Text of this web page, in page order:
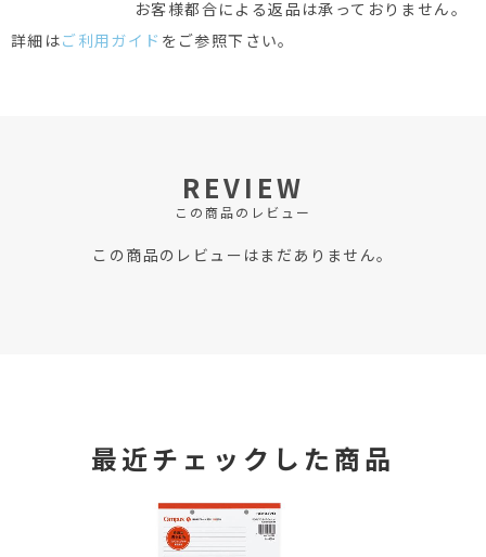
お客様都合による返品は承っておりません。
詳細はご利用ガイド をご参照下さい。
REVIEW
この商品のレビュー
この商品のレビューはまだありません。
最近チェックした商品